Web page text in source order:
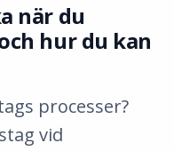
när du
hur du kan
processer?
vid